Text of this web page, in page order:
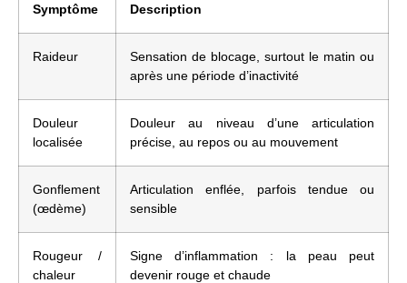
Symptôme Description
Raideur
Sensation de blocage, surtout le matin ou
après une période d’inactivité
Douleur
localisée
Douleur au niveau d’une articulation
précise, au repos ou au mouvement
Gonflement
(œdème)
Articulation enflée, parfois tendue ou
sensible
Rougeur /
chaleur
Signe d’inflammation : la peau peut
devenir rouge et chaude